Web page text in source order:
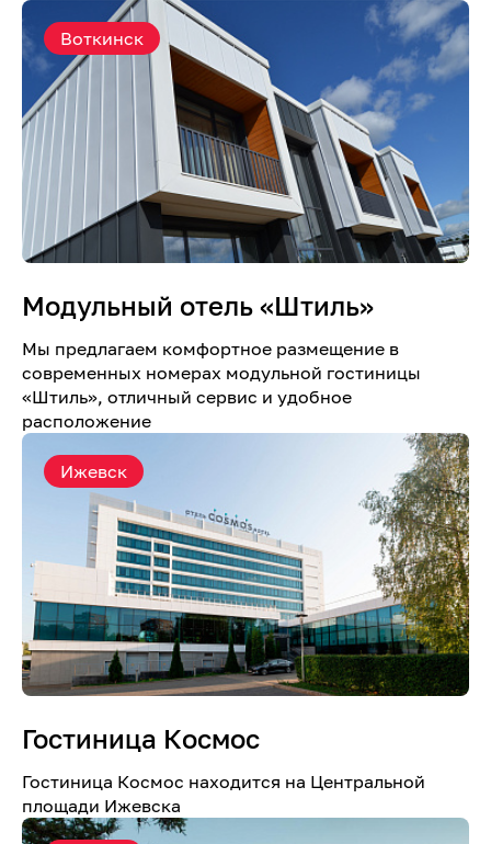
Воткинск
Модульный отель «Штиль»
Мы предлагаем комфортное размещение в
современных номерах модульной гостиницы
«Штиль», отличный сервис и удобное
расположение
Ижевск
Гостиница Космос
Гостиница Космос находится на Центральной
площади Ижевска